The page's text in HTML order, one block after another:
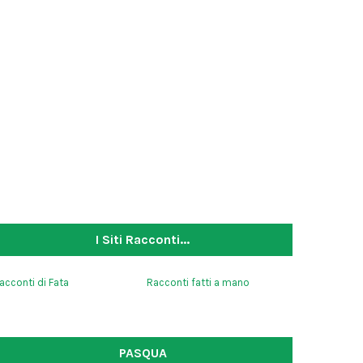
I Siti Racconti...
di Fata Racconti fatti a mano
PASQUA